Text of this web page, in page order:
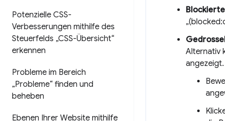
Potenzielle CSS-
Verbesserungen mithilfe des
Steuerfelds „CSS-Übersicht“
erkennen
Probleme im Bereich
„Probleme“ finden und
beheben
Ebenen Ihrer Website mithilfe
Alternativ
angezeigt.